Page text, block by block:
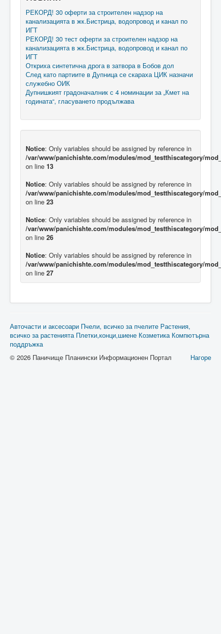
РЕКОРД! 30 оферти за строителен надзор на
канализацията в жк.Бистрица, водопровод и канал по
ИГТ
РЕКОРД! 30 тест оферти за строителен надзор на
канализацията в жк.Бистрица, водопровод и канал по
ИГТ
Откриха синтетична дрога в затвора в Бобов дол
След като партиите в Дупница се скараха ЦИК назначи
служебно ОИК
Дупнишкият градоначалник с 4 номинации за „Кмет на
годината“, гласуването продължава
Notice: Only variables should be assigned by reference in
/var/www/panichishte.com/modules/mod_testthiscategory/
on line 13
Notice: Only variables should be assigned by reference in
/var/www/panichishte.com/modules/mod_testthiscategory/
on line 23
Notice: Only variables should be assigned by reference in
/var/www/panichishte.com/modules/mod_testthiscategory/
on line 26
Notice: Only variables should be assigned by reference in
/var/www/panichishte.com/modules/mod_testthiscategory/
on line 27
Авточасти и аксесоари Пчели, всичко за пчелите Растения,
всичко за растенията Плетки,конци,шиене Козметика Компютърна
поддръжка
Нагоре
© 2026 Паничище Планински Информационен Портал